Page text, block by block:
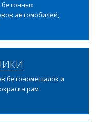
бетонных
автомобилей,
бетономешалок и
рам